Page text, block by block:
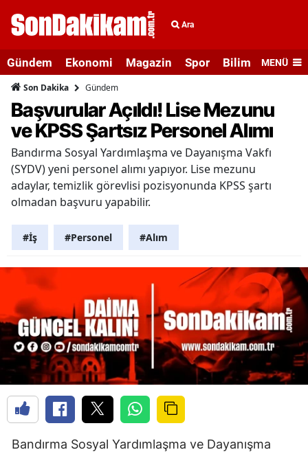
Ara
Gündem Ekonomi Magazin Spor Bilim veMENÜ
Son Dakika Gündem
Başvurular Açıldı! Lise Mezunu
ve KPSS Şartsız Personel Alımı
Bandırma Sosyal Yardımlaşma ve Dayanışma Vakfı
(SYDV) yeni personel alımı yapıyor. Lise mezunu
adaylar, temizlik görevlisi pozisyonunda KPSS şartı
olmadan başvuru yapabilir.
#İş #Personel #Alım
Bandırma Sosyal Yardımlaşma ve Dayanışma